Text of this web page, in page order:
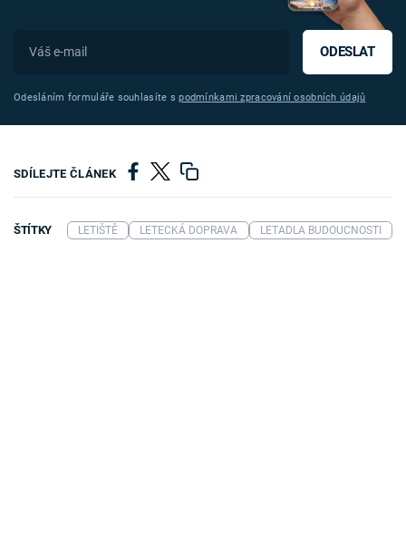
ODESLAT
Odesláním formuláře souhlasíte spodmínkami zpracování osobních údajů
SDÍLEJTE ČLÁNEK
ŠTÍTKY LETIŠTĚ LETECKÁ DOPRAVA LETADLA BUDOUCNOSTI